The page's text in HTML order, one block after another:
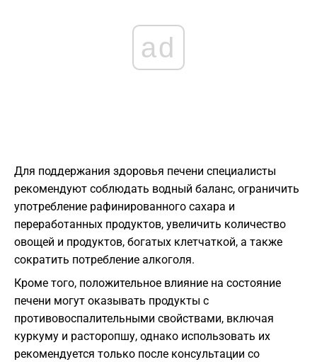
ad
Для поддержания здоровья печени специалисты
рекомендуют соблюдать водный баланс, ограничить
употребление рафинированного сахара и
переработанных продуктов, увеличить количество
овощей и продуктов, богатых клетчаткой, а также
сократить потребление алкоголя.
Кроме того, положительное влияние на состояние
печени могут оказывать продукты с
противовоспалительными свойствами, включая
куркуму и расторопшу, однако использовать их
рекомендуется только после консультации со